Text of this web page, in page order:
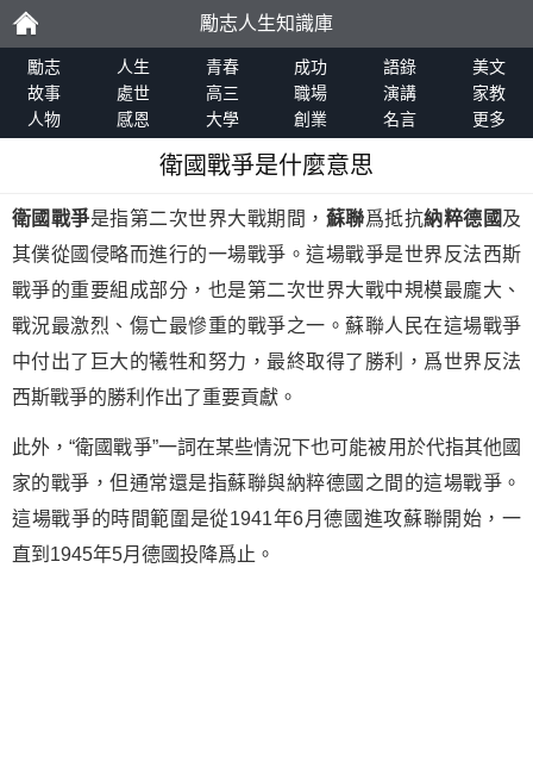
勵
志
勵志人生知識庫
勵志 人生 青春 成功 語錄
美文
故事
處世 高三 職場 演講
家教
人物
感恩 大學 創業 名言 更多
衛國戰爭是什麼意思
衛國戰爭是指第二次世界大戰期間， 蘇聯爲抵抗納粹德國 及
其僕從國侵略而進行的一場戰爭。這場戰爭是世界反法西斯
戰爭的重要組成部分，也是第二次世界大戰中規模最龐大、
戰況最激烈、傷亡最慘重的戰爭之一。蘇聯人民在這場戰爭
中付出了巨大的犧牲和努力，最終取得了勝利，爲世界反法
西斯戰爭的勝利作出了重要貢獻。
此外，“衛國戰爭”一詞在某些情況下也可能被用於代指其他國
家的戰爭，但通常還是指蘇聯與納粹德國之間的這場戰爭。
這場戰爭的時間範圍是從1941年6月德國進攻蘇聯開始，一
直到1945年5月德國投降爲止。